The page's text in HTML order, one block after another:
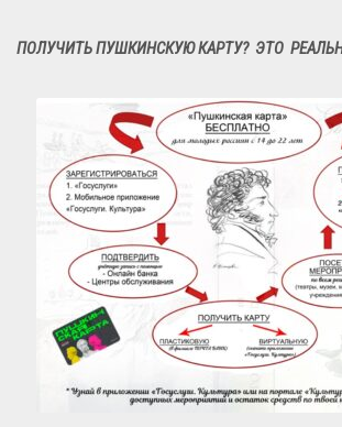
Правила приема в школу
ВсОШ
Список классов
Безопасность
Медицинское обслуживание
Введение ФГОС
Обновленный ФГОС
ВФСК ГТО
Школьный спортивный клуб “ОЛИМП”
ПОЛУЧИТЬ ПУШКИНСКУЮ КАРТУ? ЭТО